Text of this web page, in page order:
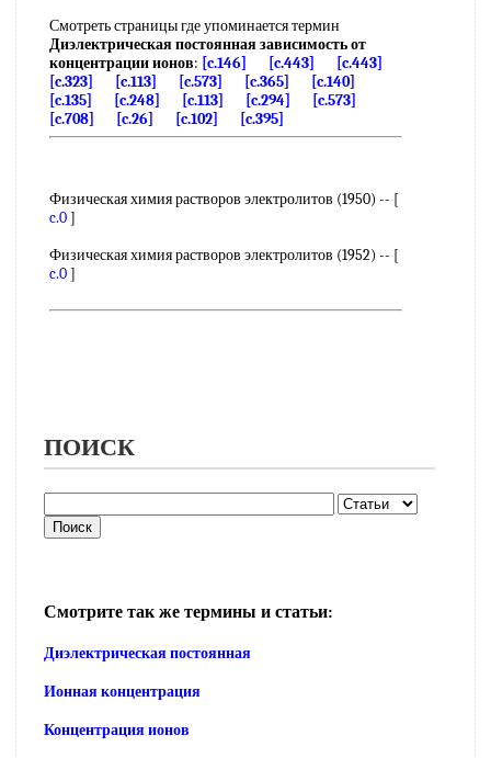
Смотреть страницы где упоминается термин
Диэлектрическая постоянная зависимость от
концентрации ионов: [c.146] [c.443]
[c.443]
[c.323]
[c.113] [c.573] [c.365]
[c.140]
[c.135]
[c.248] [c.113] [c.294]
[c.573]
[c.708]
[c.26] [c.102] [c.395]
Физическая химия растворов электролитов (1950) -- [
c.0]
Физическая химия растворов электролитов (1952) -- [
c.0]
ПОИСК
Смотрите так же термины и статьи:
Диэлектрическая постоянная
Ионная концентрация
Концентрация ионов